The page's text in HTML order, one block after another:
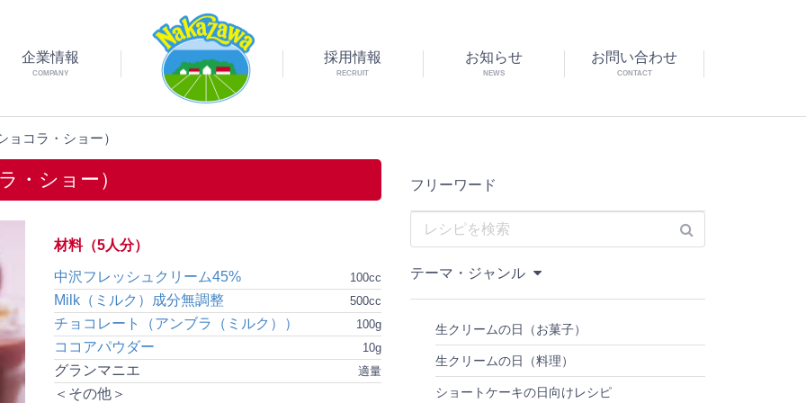
企業情報
COMPANY
採用情報
RECRUIT
お知らせ
NEWS
お問い合わせ
CONTACT
コラ・ショー）
・ショー）
材料（5人分）
100cc
中沢フレッシュクリーム45%
500cc
Milk（ミルク）成分無調整
100g
チョコレート（アンブラ（ミルク））
10g
ココアパウダー
適量
グランマニエ
＜その他＞
フリーワード
テーマ・ジャンル
生クリームの日（お菓子）
生クリームの日（料理）
ショートケーキの日向けレシピ